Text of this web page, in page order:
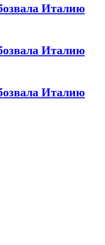
Италию
Италию
Италию